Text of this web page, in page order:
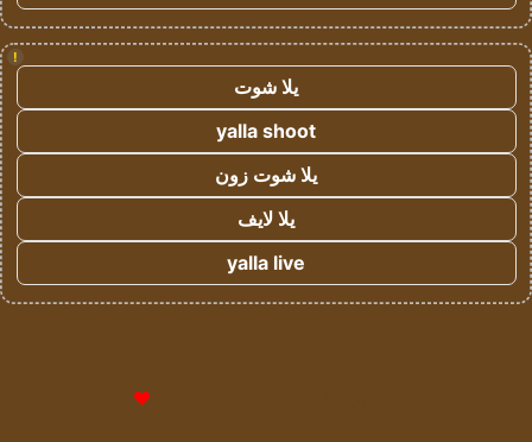
!
يلا شوت
yalla shoot
يلا شوت زون
يلا لايف
yalla live